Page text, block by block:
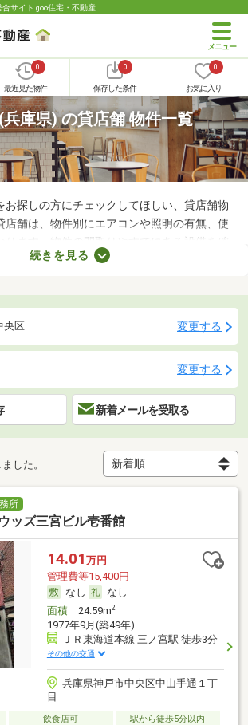
サイト goo住宅・不動産
0
最近見た物件
0
保存した条件
0
お気に入り
庫県) の貸店舗 物件一覧
お探しの方にチェックしてほしい、貸店舗物
店舗は、物件別にエアコンや照明の有無、使
ります。物件の間取りやすでにある設備を確
を申し込むことがおすすめです。店舗の家賃
続きを見る
央区 変更する
変更する
新着メールを受取る
した。
所
ッズ三宮ビル壱番館
14.01 万円
管理費等15,400円
なし
なし
面積24.59m2
1977年9月(築49年)
ＪＲ東海道本線 三ノ宮駅 徒歩3分
その他の交通
兵庫県神戸市中央区中山手通１丁
目
飲食店可
駅から徒歩5分以内